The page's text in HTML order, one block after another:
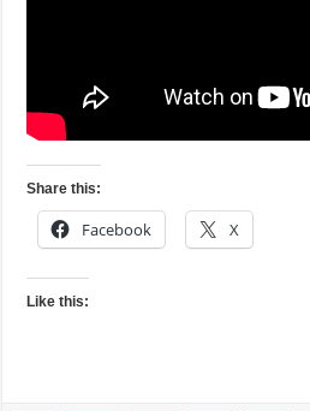
Share this:
Facebook X
Like this: